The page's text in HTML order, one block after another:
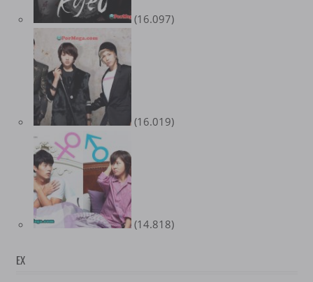
(16.097)
(16.019)
(14.818)
EX